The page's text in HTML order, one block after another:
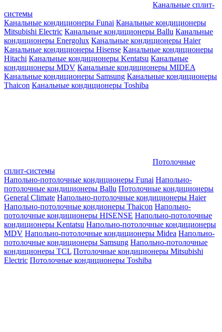
Канальные сплит-
системы
Канальные кондиционеры Funai Канальные кондиционеры
Mitsubishi Electric Канальные кондиционеры Ballu Канальные
кондиционеры Energolux Канальные кондиционеры Haier
Канальные кондиционеры Hisense Канальные кондиционеры
Hitachi Канальные кондиционеры Kentatsu Канальные
кондиционеры MDV Канальные кондиционеры MIDEA
Канальные кондиционеры Samsung Канальные кондиционеры
Thaicon Канальные кондиционеры Toshiba
Потолочные
сплит-системы
Напольно-потолочные кондиционеры Funai Напольно-
потолочные кондиционеры Ballu Потолочные кондиционеры
General Climate Напольно-потолочные кондиционеры Haier
Напольно-потолочные кондионеры Thaicon Напольно-
потолочные кондиционеры HISENSE Напольно-потолочные
кондиционеры Kentatsu Напольно-потолочные кондиционеры
MDV Напольно-потолочные кондиционеры Midea Напольно-
потолочные кондиционеры Samsung Напольно-потолочные
кондиционеры TCL Потолочные кондиционеры Mitsubishi
Electric Потолочные кондиционеры Toshiba